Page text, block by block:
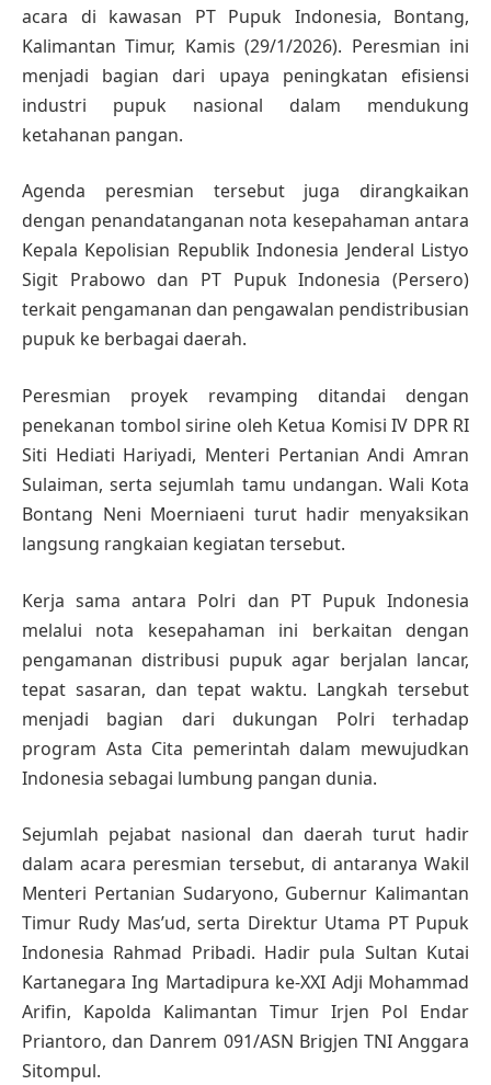
acara di kawasan PT Pupuk Indonesia, Bontang,
Kalimantan Timur, Kamis (29/1/2026). Peresmian ini
menjadi bagian dari upaya peningkatan efisiensi
industri pupuk nasional dalam mendukung
ketahanan pangan.
Agenda peresmian tersebut juga dirangkaikan
dengan penandatanganan nota kesepahaman antara
Kepala Kepolisian Republik Indonesia Jenderal Listyo
Sigit Prabowo dan PT Pupuk Indonesia (Persero)
terkait pengamanan dan pengawalan pendistribusian
pupuk ke berbagai daerah.
Peresmian proyek revamping ditandai dengan
penekanan tombol sirine oleh Ketua Komisi IV DPR RI
Siti Hediati Hariyadi, Menteri Pertanian Andi Amran
Sulaiman, serta sejumlah tamu undangan. Wali Kota
Bontang Neni Moerniaeni turut hadir menyaksikan
langsung rangkaian kegiatan tersebut.
Kerja sama antara Polri dan PT Pupuk Indonesia
melalui nota kesepahaman ini berkaitan dengan
pengamanan distribusi pupuk agar berjalan lancar,
tepat sasaran, dan tepat waktu. Langkah tersebut
menjadi bagian dari dukungan Polri terhadap
program Asta Cita pemerintah dalam mewujudkan
Indonesia sebagai lumbung pangan dunia.
Sejumlah pejabat nasional dan daerah turut hadir
dalam acara peresmian tersebut, di antaranya Wakil
Menteri Pertanian Sudaryono, Gubernur Kalimantan
Timur Rudy Mas’ud, serta Direktur Utama PT Pupuk
Indonesia Rahmad Pribadi. Hadir pula Sultan Kutai
Kartanegara Ing Martadipura ke-XXI Adji Mohammad
Arifin, Kapolda Kalimantan Timur Irjen Pol Endar
Priantoro, dan Danrem 091/ASN Brigjen TNI Anggara
Sitompul.